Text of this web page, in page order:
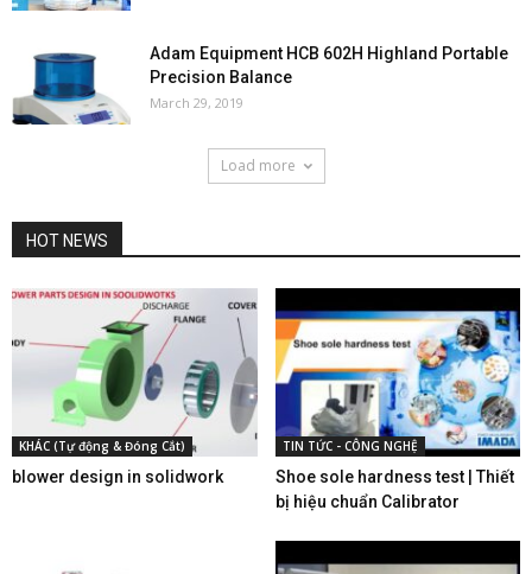
Adam Equipment HCB 602H Highland Portable
Precision Balance
March 29, 2019
Load more
HOT NEWS
KHÁC (Tự động & Đóng Cắt)
blower design in solidwork
TIN TỨC - CÔNG NGHỆ
Shoe sole hardness test | Thiết
bị hiệu chuẩn Calibrator